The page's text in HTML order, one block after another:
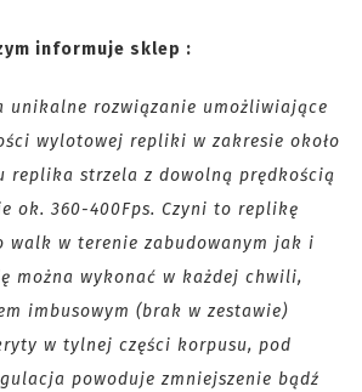
informuje sklep :
unikalne rozwiązanie umożliwiające
wylotowej repliki w zakresie około
replika strzela z dowolną prędkością
ok. 360-400Fps. Czyni to replikę
walk w terenie zabudowanym jak i
można wykonać w każdej chwili,
imbusowym (brak w zestawie)
w tylnej części korpusu, pod
powoduje zmniejszenie bądź